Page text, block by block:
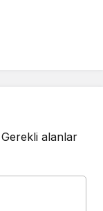
Gerekli alanlar